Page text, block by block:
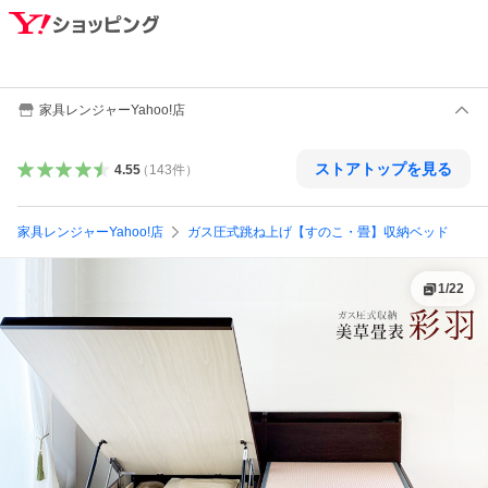
家具レンジャーYahoo!店
4.55（ 143件） ストアトップを見る
家具レンジャーYahoo!店 ガス圧式跳ね上げ【すのこ・畳】収納ベッド
1/22